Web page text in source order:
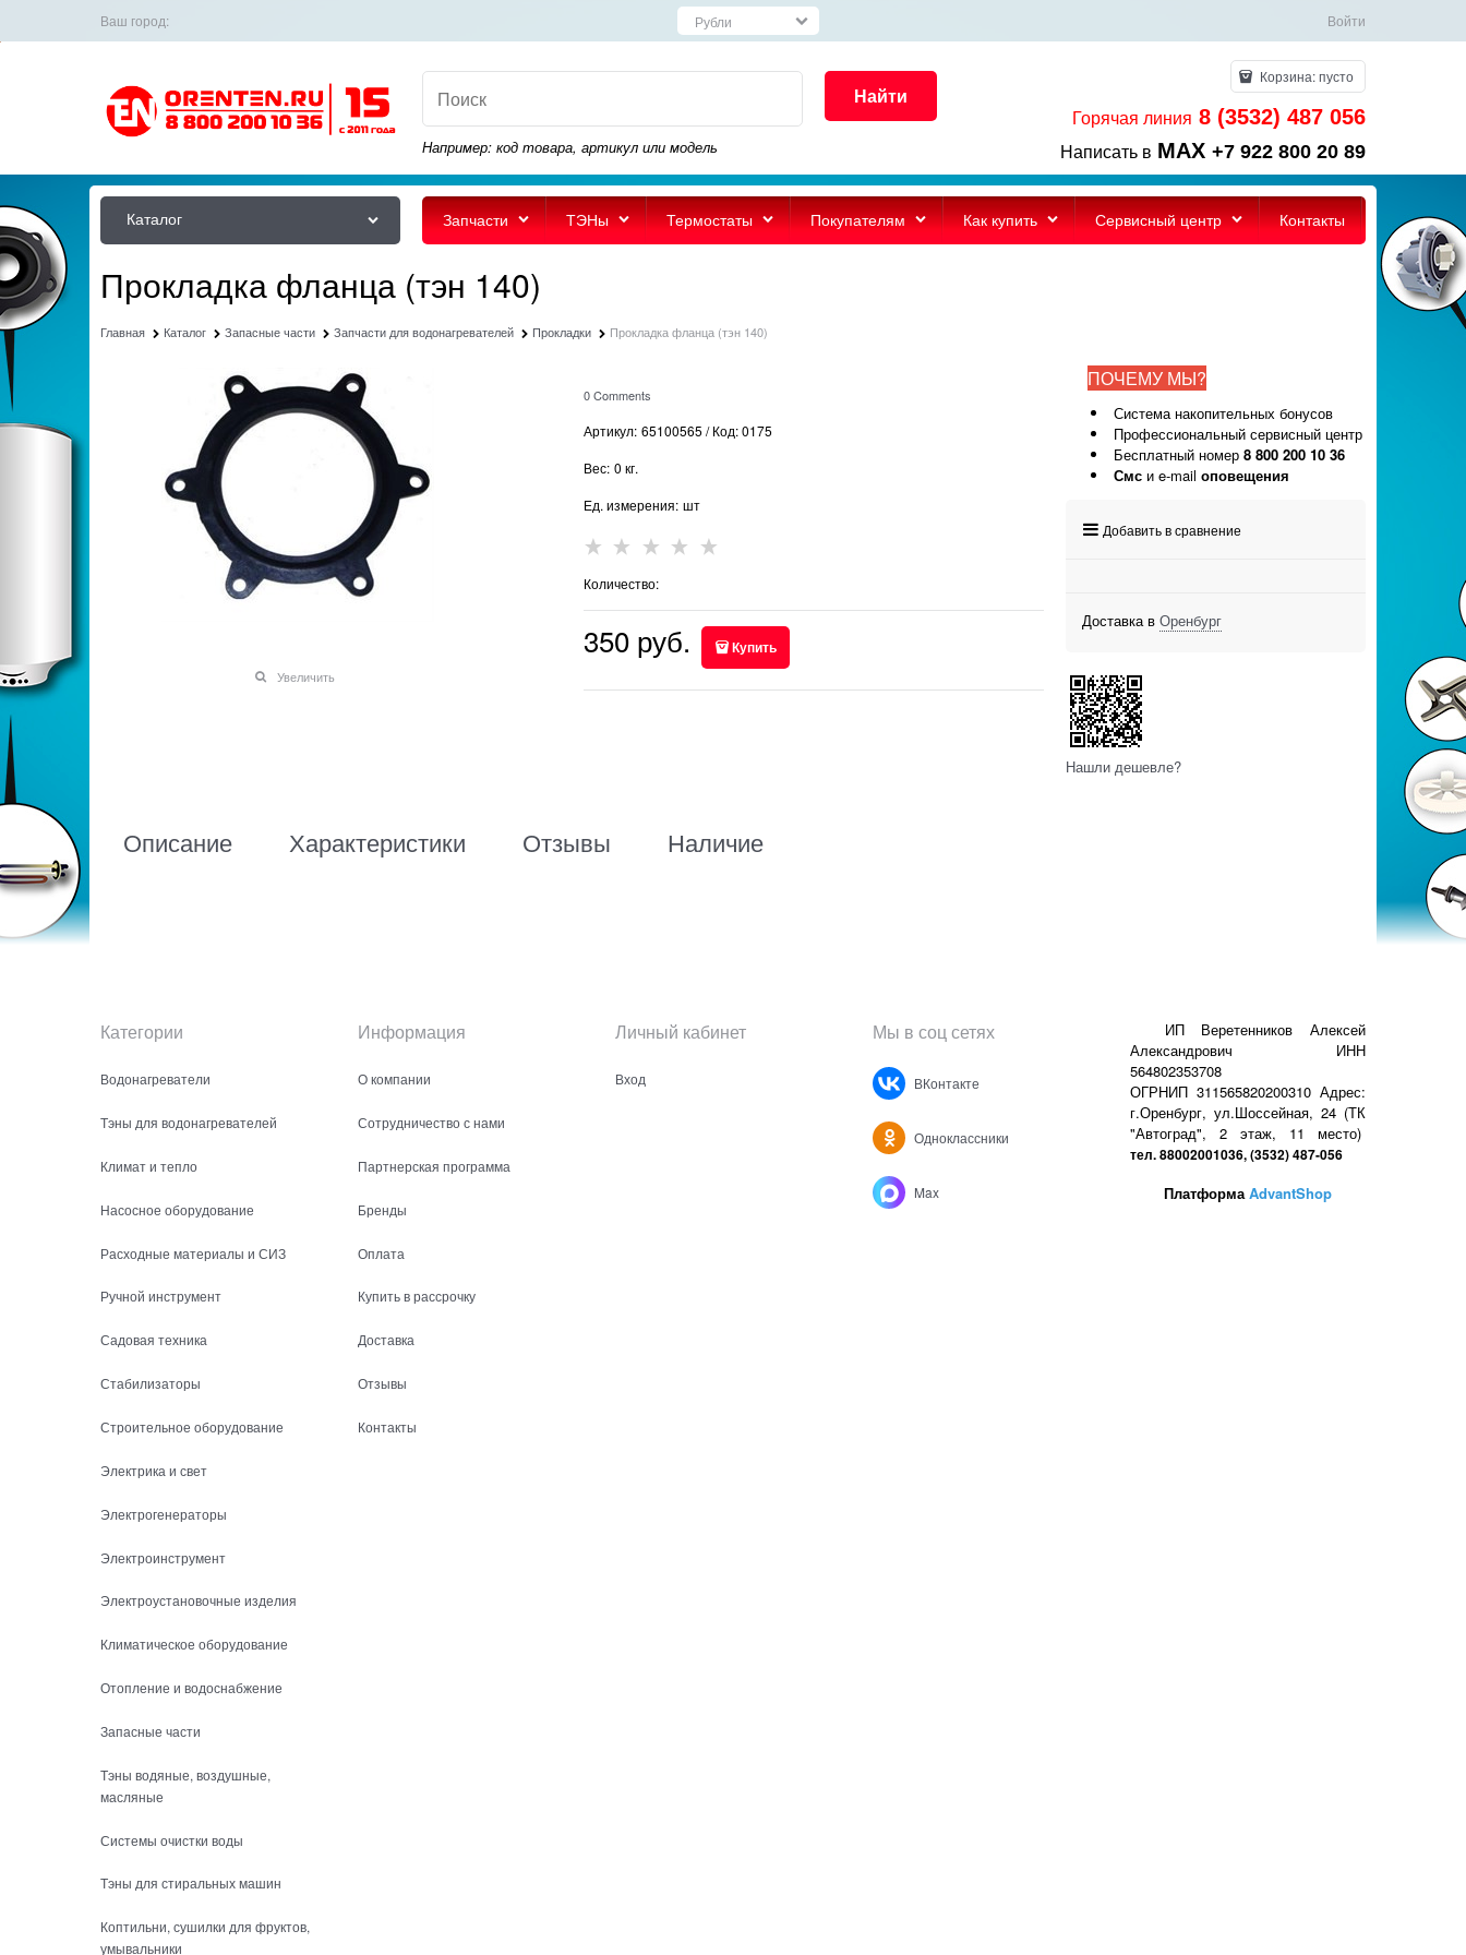
Ваш город: Войти
Найти
Например: код товара, артикул или модель
Корзина:пусто
Горячая линия 8 (3532) 487 056
Написать в MAX +7 922 800 20 89
Каталог Запчасти ТЭНы Термостаты Покупателям Как купить Сервисный центр Контакты
Прокладка фланца (тэн 140)
Главная Каталог Запасные части Запчасти для водонагревателей Прокладки Прокладка фланца (тэн 140)
Увеличить
0 Comments
Артикул: 65100565 / Код: 0175
Вес: 0 кг.
Ед. измерения: шт
Количество:
350 руб. Купить
Описание Характеристики Отзывы Наличие
ПОЧЕМУ МЫ?
Система накопительных бонусов
Профессиональный сервисный центр
Бесплатный номер 8 800 200 10 36
Смс и e-mail оповещения
Добавить в сравнение
Доставка в Оренбург
Нашли дешевле?
Категории
Водонагреватели
Тэны для водонагревателей
Климат и тепло
Насосное оборудование
Расходные материалы и СИЗ
Ручной инструмент
Садовая техника
Стабилизаторы
Строительное оборудование
Электрика и свет
Электрогенераторы
Электроинструмент
Электроустановочные изделия
Климатическое оборудование
Отопление и водоснабжение
Запасные части
Тэны водяные, воздушные,
масляные
Системы очистки воды
Тэны для стиральных машин
Коптильни, сушилки для фруктов,
умывальники
Информация
О компании
Сотрудничество с нами
Партнерская программа
Бренды
Оплата
Купить в рассрочку
Доставка
Отзывы
Контакты
Личный кабинет
Вход
Мы в соц сетях
ВКонтакте
Одноклассники
Max
ИП Веретенников Алексей
Александрович ИНН
564802353708
ОГРНИП 311565820200310 Адрес:
г.Оренбург, ул.Шоссейная, 24 (ТК
"Автоград", 2 этаж, 11 место)
тел. 88002001036, (3532) 487-056
ПлатформаAdvantShop